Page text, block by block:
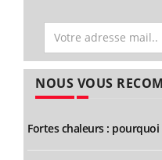
NOUS VOUS
Fortes chaleurs :